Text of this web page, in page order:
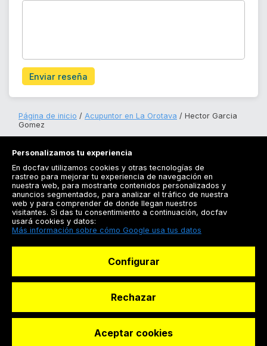
Enviar reseña
Página de inicio Acupuntor en La Orotava
Hector Garcia
Gomez
Registrarse
Docfav
© Dashboard Technologies S.L
Personalizamos tu experiencia
En docfav utilizamos cookies y otras tecnologías de
rastreo para mejorar tu experiencia de navegación en
nuestra web, para mostrarte contenidos personalizados y
anuncios segmentados, para analizar el tráfico de nuestra
web y para comprender de donde llegan nuestros
visitantes. Si das tu consentimiento a continuación, docfav
usará cookies y datos:
Más información sobre cómo Google usa tus datos
Configurar
Rechazar
Aceptar cookies